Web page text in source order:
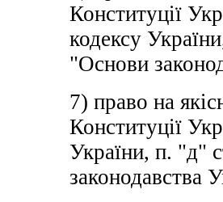
Конституції
кодексу
"Основи
7) право на
Конституції
України, п. "д"
законодавства